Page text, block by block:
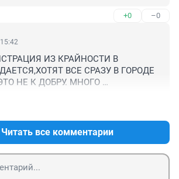
+0 –0
ИЗ КРАЙНОСТИ В
ВСЕ СРАЗУ В ГОРОДЕ
НЕ К ДОБРУ. МНОГО
Читать все комментарии